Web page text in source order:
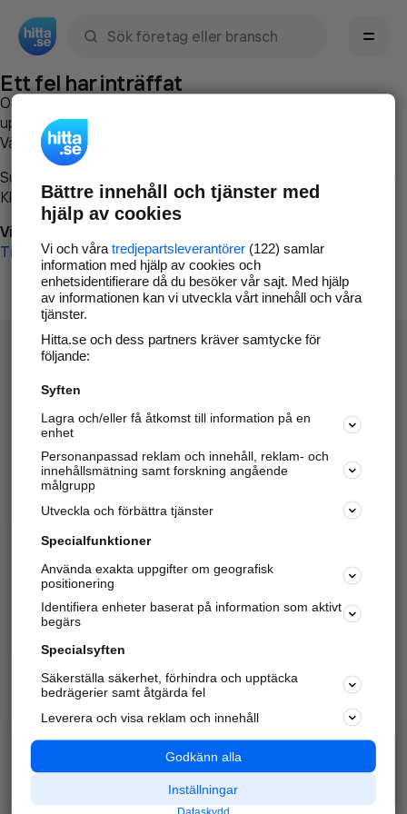
Ett fel har inträffat
Om du vill kan du
uppstod så att vi lättare och snabbare kan avhjälpa det.
Vänligen försök med följande:
Surfa till
Klicka påTillbaka-knappen i webbläsaren och försök igen
Vi beklagar besväret!
Till startsidan
Hitta.se - Gratis nummerupplysning.
Sök företag, personer och platser.
Hitta telefonnummer, adresser, företagsinfo mm.
Marknadsför företaget
Kom igång och annonsera mot
samarbetspartners nära dig.
Alla kategorier
Populära sökningar
API & Kartor
Annonsera
Integritet
Nödnummer
Bättre innehåll och tjänster med
hjälp av cookies
Vi och våra tredjepartsleverantörer(122) samlar
information med hjälp av cookies och
enhetsidentifierare då du besöker vår sajt. Med hjälp
av informationen kan vi utveckla vårt innehåll och våra
tjänster.
Hitta.se och dess partners kräver samtycke för
följande:
Syften
Lagra och/eller få åtkomst till information på en
enhet
Personanpassad reklam och innehåll, reklam- och
innehållsmätning samt forskning angående
målgrupp
Utveckla och förbättra tjänster
Specialfunktioner
Använda exakta uppgifter om geografisk
positionering
Identifiera enheter baserat på information som aktivt
begärs
Specialsyften
Säkerställa säkerhet, förhindra och upptäcka
bedrägerier samt åtgärda fel
Leverera och visa reklam och innehåll
Godkänn alla
Inställningar
Dataskydd